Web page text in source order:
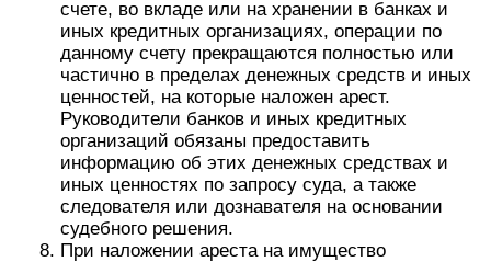
счете, во вкладе или на хранении в банках и
иных кредитных организациях, операции по
данному счету прекращаются полностью или
частично в пределах денежных средств и иных
ценностей, на которые наложен арест.
Руководители банков и иных кредитных
организаций обязаны предоставить
информацию об этих денежных средствах и
иных ценностях по запросу суда, а также
следователя или дознавателя на основании
судебного решения.
При наложении ареста на имущество